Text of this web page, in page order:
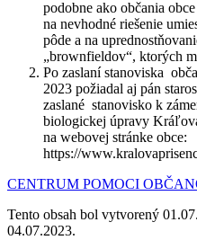
podobne ako občania
na nevhodné riešenie
pôde a na
„brownfieldov“, ktorých
Po zaslaní stanoviska
2023 požiadal aj pán
zaslané stanovisko k
biologickej úpravy
na webovej stránke obce:
https://
CENTRUM POMOCI
Tento obsah bol vytvorený
04.07.2023.